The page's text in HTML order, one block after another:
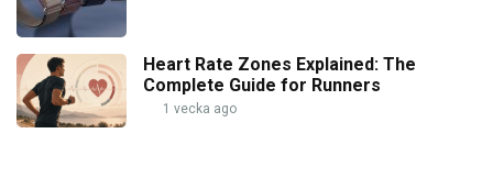
Heart Rate Zones Explained: The
Complete Guide for Runners
1 vecka ago